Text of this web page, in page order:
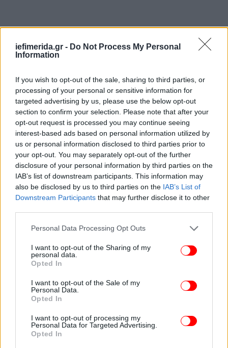
iefimerida.gr - Do Not Process My Personal
Information
If you wish to opt-out of the sale, sharing to third parties, or
processing of your personal or sensitive information for
targeted advertising by us, please use the below opt-out
section to confirm your selection. Please note that after your
opt-out request is processed you may continue seeing
interest-based ads based on personal information utilized by
us or personal information disclosed to third parties prior to
your opt-out. You may separately opt-out of the further
disclosure of your personal information by third parties on the
IAB’s list of downstream participants. This information may
also be disclosed by us to third parties on the IAB’s List of
Downstream Participants that may further disclose it to other
Please note that this website/app uses one or more Google
not limited to your visit or usage behaviour. You may click to
grant or deny consent to Google and its third-party tags to
use your data for below specified purposes in below Google
consent section.
Personal Data Processing Opt Outs
I want to opt-out of the Sharing of my
personal data.
Opted In
I want to opt-out of the Sale of my
Personal Data.
Opted In
I want to opt-out of processing my
Personal Data for Targeted Advertising.
Opted In
«Επιφανειακός σεισμός, αρκετά δυνατός στη
ανατολική Αττική, στην περιοχή του
Γραμματικού, και από την άλλη πλευρά στην